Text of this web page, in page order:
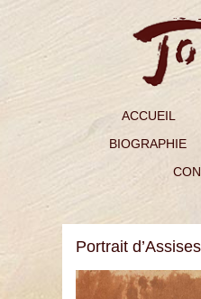
ACCUEIL
BIOGRAPHIE
Portrait d’Assises